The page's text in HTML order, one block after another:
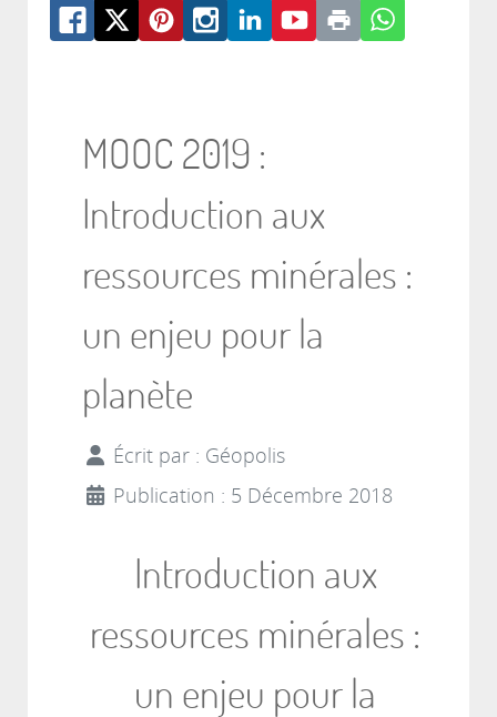
MOOC 2019 :
Introduction aux
ressources minérales :
un enjeu pour la
planète
Écrit par : Géopolis
Publication : 5 Décembre 2018
Introduction aux
ressources minérales :
un enjeu pour la